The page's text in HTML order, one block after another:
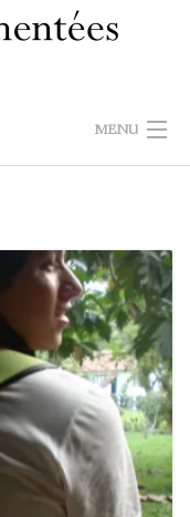
MENU